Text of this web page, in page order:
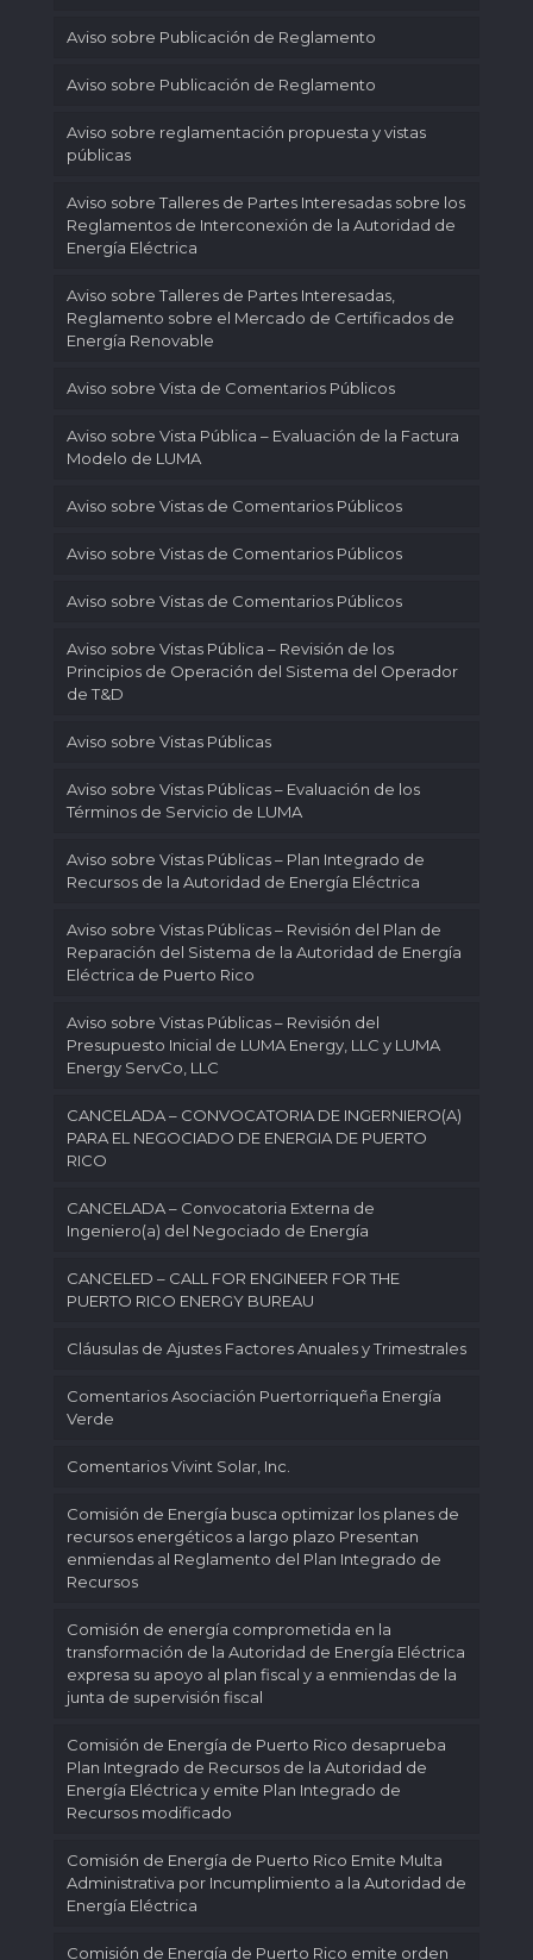
Aviso sobre Publicación de Reglamento
Aviso sobre Publicación de Reglamento
Aviso sobre reglamentación propuesta y vistas
públicas
Aviso sobre Talleres de Partes Interesadas sobre los
Reglamentos de Interconexión de la Autoridad de
Energía Eléctrica
Aviso sobre Talleres de Partes Interesadas,
Reglamento sobre el Mercado de Certificados de
Energía Renovable
Aviso sobre Vista de Comentarios Públicos
Aviso sobre Vista Pública – Evaluación de la Factura
Modelo de LUMA
Aviso sobre Vistas de Comentarios Públicos
Aviso sobre Vistas de Comentarios Públicos
Aviso sobre Vistas de Comentarios Públicos
Aviso sobre Vistas Pública – Revisión de los
Principios de Operación del Sistema del Operador
de T&D
Aviso sobre Vistas Públicas
Aviso sobre Vistas Públicas – Evaluación de los
Términos de Servicio de LUMA
Aviso sobre Vistas Públicas – Plan Integrado de
Recursos de la Autoridad de Energía Eléctrica
Aviso sobre Vistas Públicas – Revisión del Plan de
Reparación del Sistema de la Autoridad de Energía
Eléctrica de Puerto Rico
Aviso sobre Vistas Públicas – Revisión del
Presupuesto Inicial de LUMA Energy, LLC y LUMA
Energy ServCo, LLC
CANCELADA – CONVOCATORIA DE INGERNIERO(A)
PARA EL NEGOCIADO DE ENERGIA DE PUERTO
RICO
CANCELADA – Convocatoria Externa de
Ingeniero(a) del Negociado de Energía
CANCELED – CALL FOR ENGINEER FOR THE
PUERTO RICO ENERGY BUREAU
Cláusulas de Ajustes Factores Anuales y Trimestrales
Comentarios Asociación Puertorriqueña Energía
Verde
Comentarios Vivint Solar, Inc.
Comisión de Energía busca optimizar los planes de
recursos energéticos a largo plazo Presentan
enmiendas al Reglamento del Plan Integrado de
Recursos
Comisión de energía comprometida en la
transformación de la Autoridad de Energía Eléctrica
expresa su apoyo al plan fiscal y a enmiendas de la
junta de supervisión fiscal
Comisión de Energía de Puerto Rico desaprueba
Plan Integrado de Recursos de la Autoridad de
Energía Eléctrica y emite Plan Integrado de
Recursos modificado
Comisión de Energía de Puerto Rico Emite Multa
Administrativa por Incumplimiento a la Autoridad de
Energía Eléctrica
Comisión de Energía de Puerto Rico emite orden